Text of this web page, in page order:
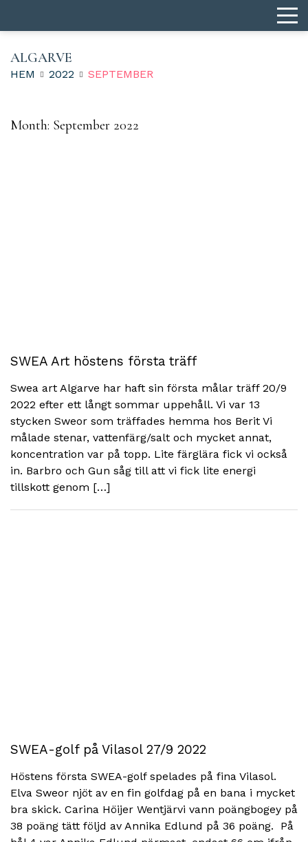
ALGARVE
HEM 2022 SEPTEMBER
Month: September 2022
SWEA Art höstens första träff
Swea art Algarve har haft sin första målar träff 20/9
2022 efter ett långt sommar uppehåll. Vi var 13
stycken Sweor som träffades hemma hos Berit Vi
målade stenar, vattenfärg/salt och mycket annat,
koncentration var på topp. Lite färglära fick vi också
in. Barbro och Gun såg till att vi fick lite energi
tillskott genom […]
SWEA-golf på Vilasol 27/9 2022
Höstens första SWEA-golf spelades på fina Vilasol.
Elva Sweor njöt av en fin golfdag på en bana i mycket
bra skick. Carina Höijer Wentjärvi vann poängbogey på
38 poäng tätt följd av Annika Edlund på 36 poäng. På